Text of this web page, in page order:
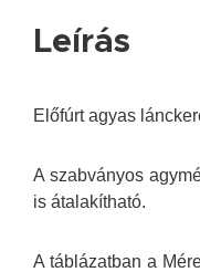
Leírás
Előfúrt agyas
A szabványos
is átalakítható.
A táblázatban a